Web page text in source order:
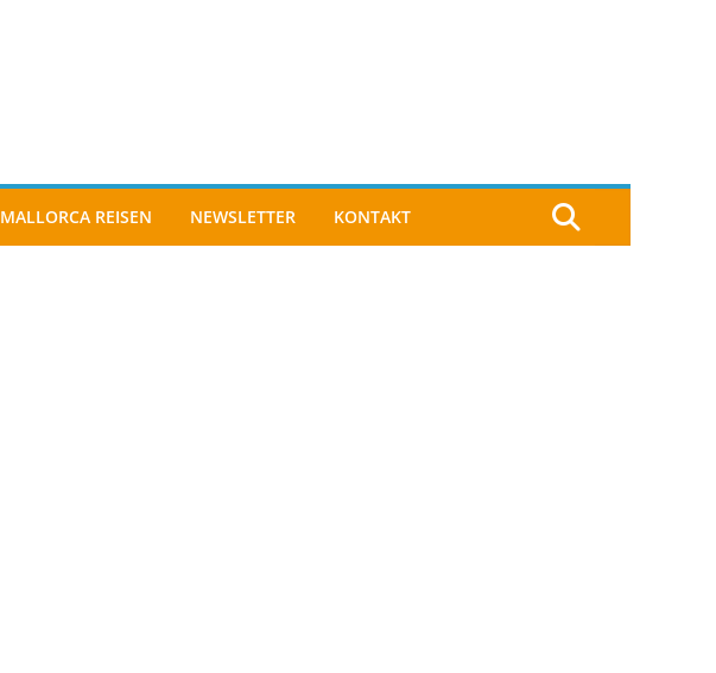
MALLORCA REISEN NEWSLETTER KONTAKT